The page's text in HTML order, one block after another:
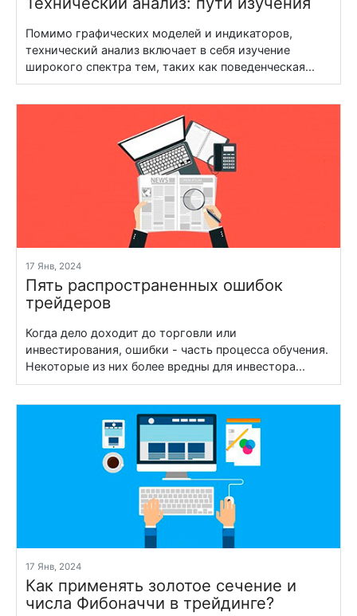
Помимо графических моделей и индикаторов,
технический анализ включает в себя изучение
широкого спектра тем, таких как поведенческая...
17 Янв, 2024
Пять распространенных ошибок
трейдеров
Когда дело доходит до торговли или
инвестирования, ошибки - часть процесса обучения.
Некоторые из них более вредны для инвестора...
17 Янв, 2024
Как применять золотое сечение и
числа Фибоначчи в трейдинге?